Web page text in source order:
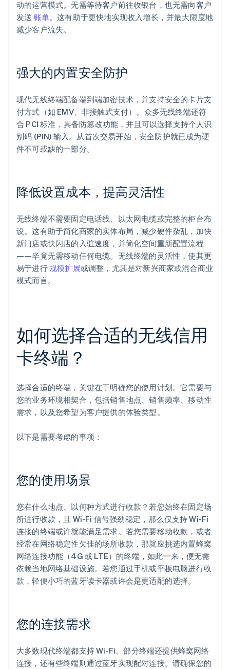
动的运营模式。无需等待客户前往收银台，也无需向客户
发送 账单。这有助于更快地实现收入增长，并最大限度地
减少客户流失。
强大的内置安全防护
现代无线终端配备端到端加密技术，并支持安全的卡片支
付方式（如 EMV、非接触式支付）。众多无线终端还符
合 PCI 标准，具备防篡改功能，并且可以选择支持个人识
别码 (PIN) 输入。从首次交易开始，安全防护就已成为硬
件不可或缺的一部分。
降低设置成本，提高灵活性
无线终端不需要固定电话线、以太网电缆或完整的柜台布
设。这有助于简化商家的实体布局，减少硬件杂乱，加快
新门店或快闪店的入驻速度，并简化空间重新配置流程
——毕竟无需移动任何电缆。无线终端的灵活性，使其更
易于进行规模扩展或调整，尤其是对新兴商家或混合商业
模式而言。
如何选择合适的无线信用
卡终端？
选择合适的终端，关键在于明确您的使用计划。它需要与
您的业务环境相契合，包括销售地点、销售频率、移动性
需求，以及您希望为客户提供的体验类型。
以下是需要考虑的事项：
您的使用场景
您在什么地点、以何种方式进行收款？若您始终在固定场
所进行收款，且 Wi-Fi 信号强劲稳定，那么仅支持 Wi-Fi
连接的终端或许就能满足需求。若您需要移动收款，或者
经常在网络稳定性欠佳的场所收款，那就应挑选内置蜂窝
网络连接功能（4G 或 LTE）的终端，如此一来，便无需
依赖当地网络基础设施。若您通过手机或平板电脑进行收
款，轻便小巧的蓝牙读卡器或许会是更适配的选择。
您的连接需求
大多数现代终端都支持 Wi-Fi。部分终端还提供蜂窝网络
连接，还有些终端则通过蓝牙实现配对连接。请确保您的